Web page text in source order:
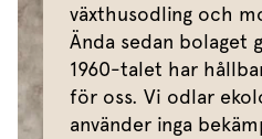
växthusodling och
Ända sedan bolaget
1960-talet har
för oss. Vi odlar
använder inga